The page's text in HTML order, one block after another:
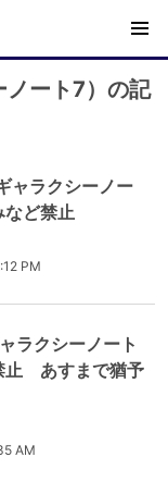
ート7）の記
ャラクシーノー
など禁止
PM
ラクシーノート
止 あすまで猶予
AM